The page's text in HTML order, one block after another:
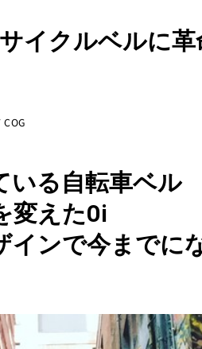
イクルベルに
COG
いる自転車ベル
変えたOi
インで今までに